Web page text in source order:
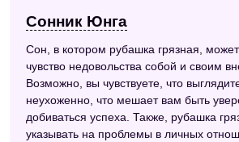
Сонник Юнга
Сон, в котором рубашка грязная,
чувство недовольства собой и своим
Возможно, вы чувствуете, что
неухоженно, что мешает вам быть
добиваться успеха. Также, рубашка
указывать на проблемы в личных